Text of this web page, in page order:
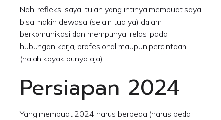
Nah, refleksi saya itulah yang intinya membuat saya
bisa makin dewasa (selain tua ya) dalam
berkomunikasi dan mempunyai relasi pada
hubungan kerja, profesional maupun percintaan
(halah kayak punya aja).
Persiapan 2024
Yang membuat 2024 harus berbeda (harus beda